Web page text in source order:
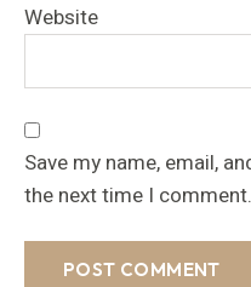
Website
Save my name, email,
the next time I comment.